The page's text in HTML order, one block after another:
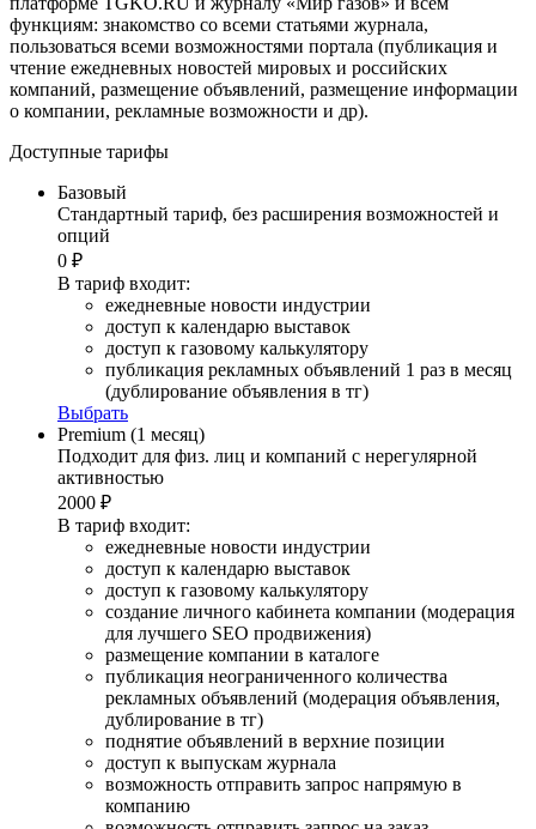
функциям: знакомство со всеми статьями журнала,
пользоваться всеми возможностями портала (публикация и
чтение ежедневных новостей мировых и российских
компаний, размещение объявлений, размещение информации
о компании, рекламные возможности и др).
Доступные тарифы
Базовый
Стандартный тариф, без расширения возможностей и
опций
0 ₽
В тариф входит:
ежедневные новости индустрии
доступ к календарю выставок
доступ к газовому калькулятору
публикация рекламных объявлений 1 раз в месяц
(дублирование объявления в тг)
Выбрать
Premium (1 месяц)
Подходит для физ. лиц и компаний с нерегулярной
активностью
2000 ₽
В тариф входит:
ежедневные новости индустрии
доступ к календарю выставок
доступ к газовому калькулятору
создание личного кабинета компании (модерация
для лучшего SEO продвижения)
размещение компании в каталоге
публикация неограниченного количества
рекламных объявлений (модерация объявления,
дублирование в тг)
поднятие объявлений в верхние позиции
доступ к выпускам журнала
возможность отправить запрос напрямую в
компанию